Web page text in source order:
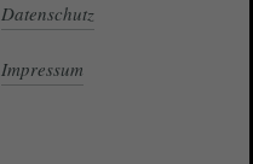
Datenschutz
Impressum